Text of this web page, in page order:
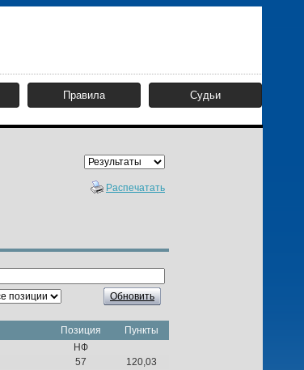
Правила Судьи
Распечатать
Обновить
Позиция
Пункты
НФ
57
120,03